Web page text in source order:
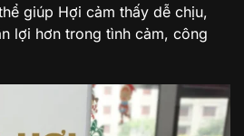
giúp Hợi cảm thấy dễ chịu,
lợi hơn trong tình cảm, công